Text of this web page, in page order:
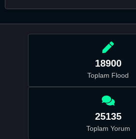
18900
Toplam Flood
25135
Toplam Yorum